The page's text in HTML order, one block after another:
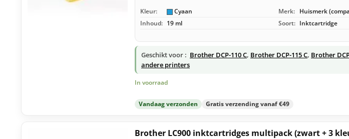
Kleur: Cyaan Merk: Huismerk
Inhoud: 19 ml Soort: Inktcartridge
Geschikt voor : Brother DCP-110 C, Brother DCP-115 C, Brother
andere printers
In voorraad
Vandaag verzonden Gratis verzending vanaf €49
Brother LC900 inktcartridges multipack (zwart + 3